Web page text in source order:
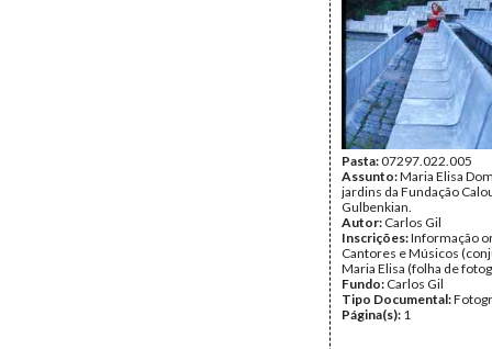
Pasta:07297.022.005
Assunto:Maria Elisa
jardins da Fundação
Gulbenkian.
Autor: Carlos Gil
Inscrições:Informação
Cantores e Músicos
Maria Elisa (folha de
Fundo: Carlos Gil
Tipo Documental:
Página(s): 1